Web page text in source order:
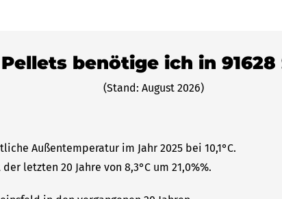
benötige ich in 91628
(Stand: August 2026)
Außentemperatur im Jahr 2025 bei 10,1°C.
letzten 20 Jahre von 8,3°C um 21,0%%.